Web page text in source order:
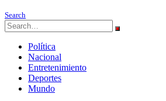
Search
Política
Nacional
Entretenimiento
Deportes
Mundo